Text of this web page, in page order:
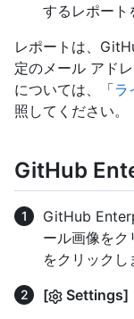
するレポート
レポートは、
定のメール アド
については、「ラ
照してください。
GitHub
GitHub
ール画像をク
をクリックし
[
Settings]